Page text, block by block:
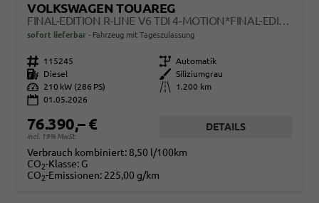
VOLKSWAGEN TOUAREG
FINAL-EDITION R-LINE V6 TDI 4-MOTION*FINAL-EDITION*AHK-SCHWENKBAR*NAVI*ACC*PDC*LED*SHZ*21-ZOLL
sofort lieferbar Fahrzeug mit Tageszulassung
Fahrzeugnr. 115245 Getriebe Automatik
Kraftstoff
Diesel Außenfarbe
Siliziumgrau
Leistung
210 kW (286 PS) Kilometerstand
1.200 km
01.05.2026
76.390,– €
incl. 19% MwSt.
DETAILS
Verbrauch kombiniert: 8,50 l/100km
CO2-Klasse: G
CO2-Emissionen: 225,00 g/km